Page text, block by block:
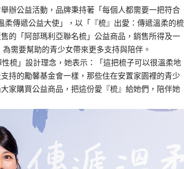
辦公益活動，品牌秉持著「每個人都需要一把符合
傳遞公益大使」，以「『梳』出愛：傳遞溫柔的梳
的「阿部瑪利亞聯名梳」公益商品，銷售所得及一
需要幫助的青少女帶來更多支持與陪伴。
梳」設計理念，她表示：「這把梳子可以很溫柔地
持的勵馨基金會一樣，那些住在安置家園裡的青少
家購買公益商品，把這份愛『梳』給她們，陪伴她